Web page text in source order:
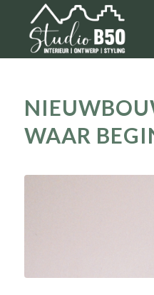
WAAR